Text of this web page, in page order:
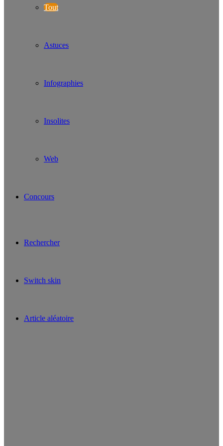
Tout
Astuces
Infographies
Insolites
Web
Concours
Rechercher
Switch skin
Article aléatoire